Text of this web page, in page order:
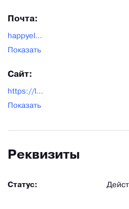
Почта:
happyelephant01@mail.ru
Показать
Сайт:
https://labirint-cn.ru/
Показать
Реквизиты
Статус: